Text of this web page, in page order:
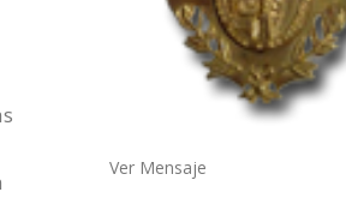
Ver Mensaje